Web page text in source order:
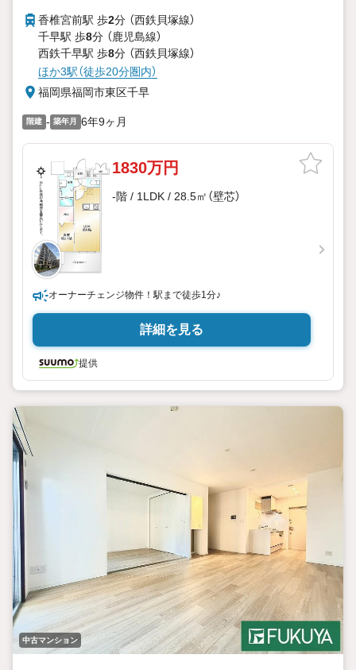
香椎宮前駅 歩2分 （西鉄貝塚線）
千早駅 歩8分 （鹿児島線）
西鉄千早駅 歩8分 （西鉄貝塚線）
ほか3駅（徒歩20分圏内）
福岡県福岡市東区千早
階建 - 築年月 6年9ヶ月
1830万円
-階 / 1LDK / 28.5㎡（壁芯）
オーナーチェンジ物件！駅まで徒歩1分♪
詳細を見る
提供
中古マンション